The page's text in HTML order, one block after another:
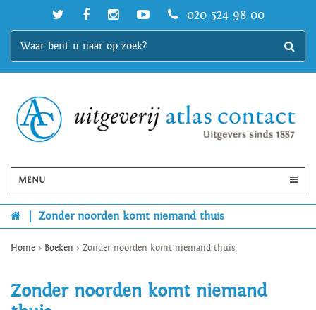
020 524 98 00
MENU
Zonder noorden komt niemand thuis
Home > Boeken > Zonder noorden komt niemand thuis
Zonder noorden komt niemand